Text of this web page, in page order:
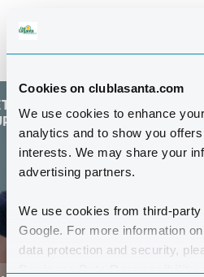
Cookies on clublasanta.com
We use cookies to enhance
analytics and to show you
interests. We may share your
advertising partners.
We use cookies from third-
Google. For more information
data protection and security,
VETERAN BADMINTON
TURNIER